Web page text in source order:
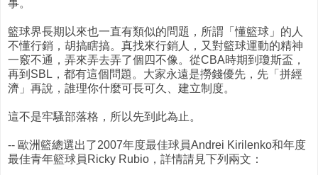
事。
籃球界長期以來也一直有類似的問題，所謂「懂籃球」的人
不懂行銷，胡搞瞎搞。真找來行銷人，又對籃球運動的精神
一竅不通，弄來弄去弄了個四不像。從CBA時期到瓊斯盃，
再到SBL，都有這個問題。大家永遠是撈錢優先，先「拼經
濟」再說，誰理你什麼可長可久、建立制度。
這不是牢騷部落格，所以先到此為止。
-- 歐洲籃總選出了2007年度最佳球員Andrei Kirilenko和年度
最佳青年籃球員Ricky Rubio，詳情請見下列兩文：